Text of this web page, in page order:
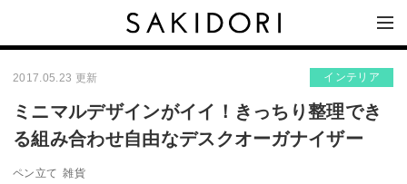
2017.05.23 更新 インテリア
ミニマルデザインがイイ！きっちり整理でき
る組み合わせ自由なデスクオーガナイザー
ペン立て 雑貨